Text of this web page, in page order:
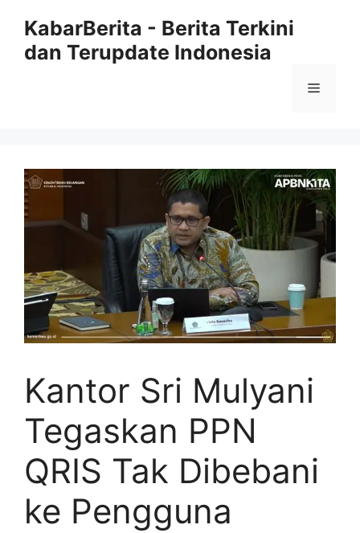
KabarBerita - Berita Terkini
dan Terupdate Indonesia
Menu
Kantor Sri Mulyani
Tegaskan PPN
QRIS Tak Dibebani
ke Pengguna